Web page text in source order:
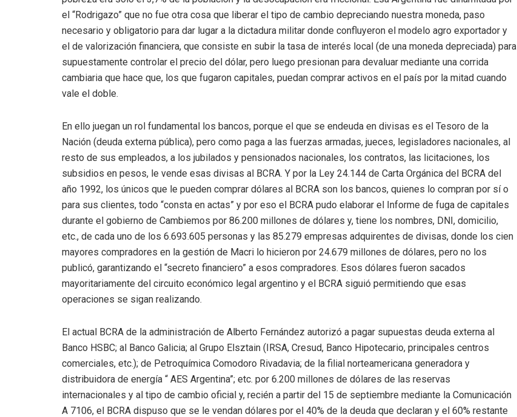
el “Rodrigazo” que no fue otra cosa que liberar el tipo de cambio depreciando nuestra moneda, paso
necesario y obligatorio para dar lugar a la dictadura militar donde confluyeron el modelo agro exportador y
el de valorización financiera, que consiste en subir la tasa de interés local (de una moneda depreciada) para
supuestamente controlar el precio del dólar, pero luego presionan para devaluar mediante una corrida
cambiaria que hace que, los que fugaron capitales, puedan comprar activos en el país por la mitad cuando
vale el doble.
En ello juegan un rol fundamental los bancos, porque el que se endeuda en divisas es el Tesoro de la
Nación (deuda externa pública), pero como paga a las fuerzas armadas, jueces, legisladores nacionales, al
resto de sus empleados, a los jubilados y pensionados nacionales, los contratos, las licitaciones, los
subsidios en pesos, le vende esas divisas al BCRA. Y por la Ley 24.144 de Carta Orgánica del BCRA del
año 1992, los únicos que le pueden comprar dólares al BCRA son los bancos, quienes lo compran por sí o
para sus clientes, todo “consta en actas” y por eso el BCRA pudo elaborar el Informe de fuga de capitales
durante el gobierno de Cambiemos por 86.200 millones de dólares y, tiene los nombres, DNI, domicilio,
etc., de cada uno de los 6.693.605 personas y las 85.279 empresas adquirentes de divisas, donde los cien
mayores compradores en la gestión de Macri lo hicieron por 24.679 millones de dólares, pero no los
publicó, garantizando el “secreto financiero” a esos compradores. Esos dólares fueron sacados
mayoritariamente del circuito económico legal argentino y el BCRA siguió permitiendo que esas
operaciones se sigan realizando.
El actual BCRA de la administración de Alberto Fernández autorizó a pagar supuestas deuda externa al
Banco HSBC; al Banco Galicia; al Grupo Elsztain (IRSA, Cresud, Banco Hipotecario, principales centros
comerciales, etc.); de Petroquímica Comodoro Rivadavia; de la filial norteamericana generadora y
distribuidora de energía “ AES Argentina”; etc. por 6.200 millones de dólares de las reservas
internacionales y al tipo de cambio oficial y, recién a partir del 15 de septiembre mediante la Comunicación
A 7106, el BCRA dispuso que se le vendan dólares por el 40% de la deuda que declaran y el 60% restante